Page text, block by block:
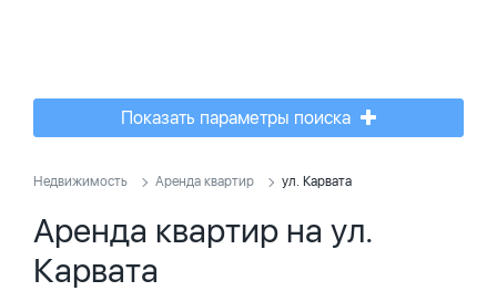
Показать параметры поиска
Недвижимость Аренда квартир ул. Карвата
Аренда квартир на ул.
Карвата